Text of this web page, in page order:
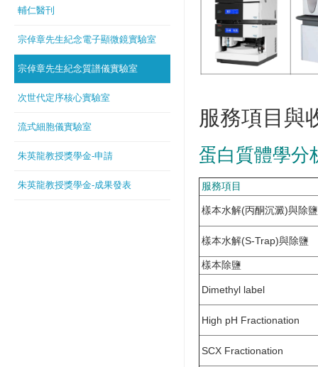
輔仁醫刊
宗倬章先生紀念電子顯微鏡實驗室
宗倬章先生紀念質譜儀實驗室
次世代定序核心實驗室
流式細胞儀實驗室
朱英龍教授獎學金-申請
朱英龍教授獎學金-成果發表
服務項目與
蛋白質體學分
服務項目
樣本水解(丙酮沉澱)與除鹽
樣本水解(S-Trap)與除鹽
樣本除鹽
Dimethyl label
High pH Fractionation
SCX Fractionation